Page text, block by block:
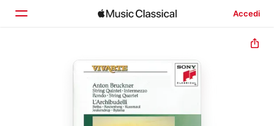
Accedi